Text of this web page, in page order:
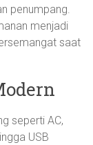
penumpang.
menjadi
saat
seperti AC,
USB